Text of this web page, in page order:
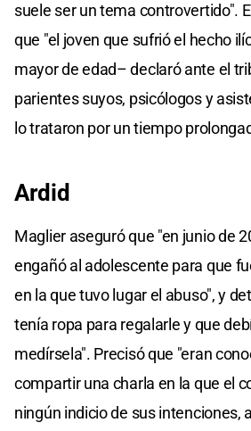
suele ser un tema controvertido".
que "el joven que sufrió el hecho
mayor de edad– declaró ante el
parientes suyos, psicólogos y
lo trataron por un tiempo
Ardid
Maglier aseguró que "en junio de
engañó al adolescente para que
en la que tuvo lugar el abuso", y
tenía ropa para regalarle y que
medírsela". Precisó que "eran
compartir una charla en la que el
ningún indicio de sus intenciones,